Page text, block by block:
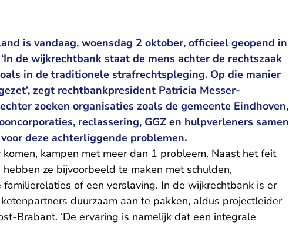
is vandaag, woensdag 2 oktober, officieel geopend in
de wijkrechtbank staat de mens achter de rechtszaak
in de traditionele strafrechtspleging. Op die manier
zegt rechtbankpresident Patricia Messer-
zoeken organisaties zoals de gemeente Eindhoven,
reclassering, GGZ en hulpverleners samen
deze achterliggende problemen.
kampen met meer dan 1 probleem. Naast het feit
hebben ze bijvoorbeeld te maken met schulden,
of een verslaving. In de wijkrechtbank is er
duurzaam aan te pakken, aldus projectleider
Brabant. ‘De ervaring is namelijk dat een integrale